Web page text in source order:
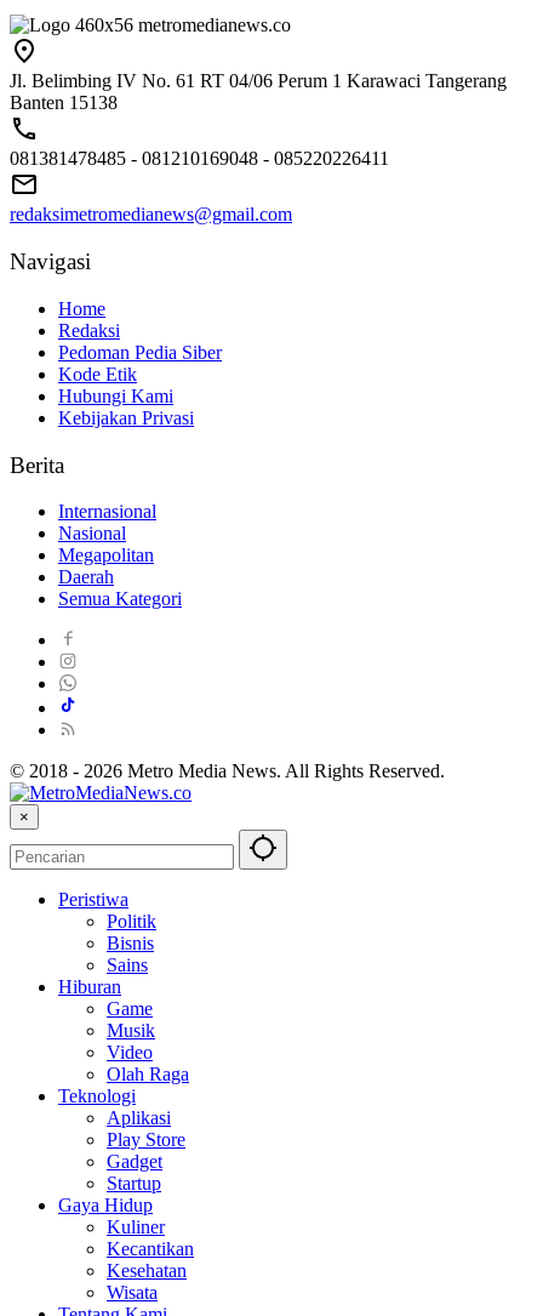
Jl. Belimbing IV No. 61 RT 04/06 Perum 1 Karawaci Tangerang
Banten 15138
081381478485 - 081210169048 - 085220226411
redaksimetromedianews@gmail.com
Navigasi
Home
Redaksi
Pedoman Pedia Siber
Kode Etik
Hubungi Kami
Kebijakan Privasi
Berita
Internasional
Nasional
Megapolitan
Daerah
Semua Kategori
© 2018 - 2026 Metro Media News. All Rights Reserved.
×
Peristiwa
Politik
Bisnis
Sains
Hiburan
Game
Musik
Video
Olah Raga
Teknologi
Aplikasi
Play Store
Gadget
Startup
Gaya Hidup
Kuliner
Kecantikan
Kesehatan
Wisata